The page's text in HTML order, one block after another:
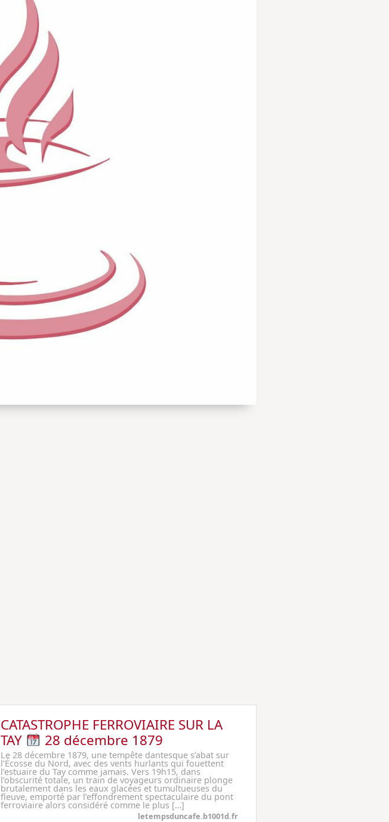
CATASTROPHE FERROVIAIRE SUR LA
TAY
28 décembre 1879
Le 28 décembre 1879, une tempête dantesque s’abat sur
l’Écosse du Nord, avec des vents hurlants qui fouettent
l’estuaire du Tay comme jamais. Vers 19h15, dans
l’obscurité totale, un train de voyageurs ordinaire plonge
brutalement dans les eaux glacées et tumultueuses du
fleuve, emporté par l’effondrement spectaculaire du pont
ferroviaire alors considéré comme le plus […]
letempsduncafe.b1001d.fr